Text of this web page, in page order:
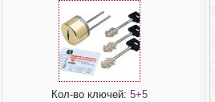
Кол-во ключей: 5+5